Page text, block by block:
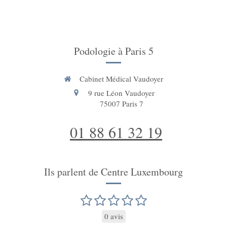
Podologie à Paris 5
Cabinet Médical Vaudoyer
9 rue Léon Vaudoyer
75007 Paris 7
01 88 61 32 19
Ils parlent de Centre Luxembourg
0 avis